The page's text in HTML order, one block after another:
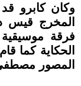
وكان كابرو
المخرج قيس
فرقة
الحكاية كما
المصور